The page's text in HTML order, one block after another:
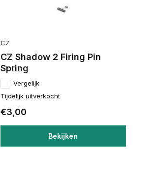
CZ
CZ Shadow 2 Firing Pin
Spring
Vergelijk
Tijdelijk uitverkocht
€3,00
Bekijken